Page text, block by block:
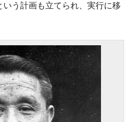
いう計画も立てられ、実行に移